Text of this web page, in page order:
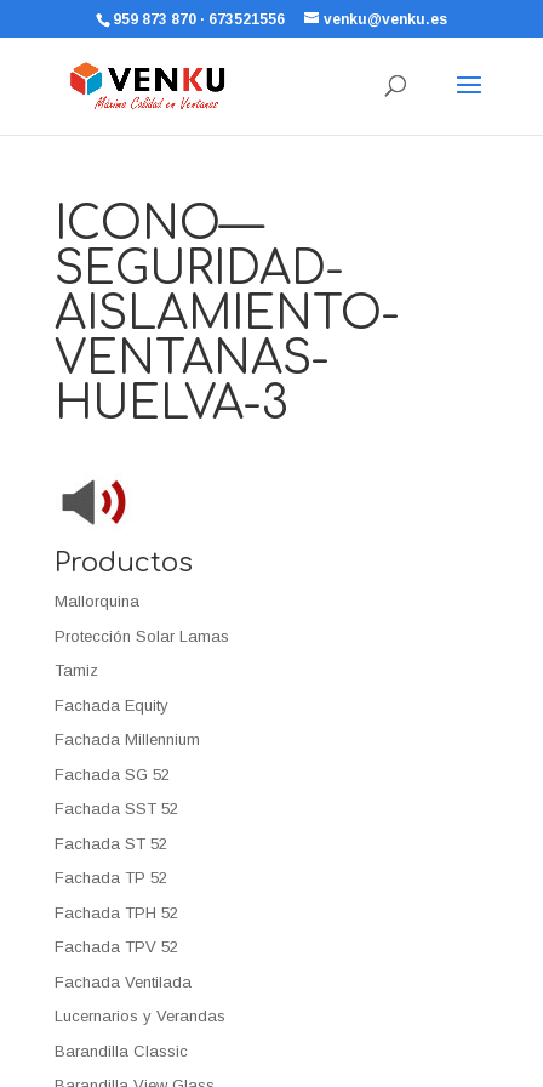
959 873 870 · 673521556 venku@venku.es
ICONO—
SEGURIDAD-
AISLAMIENTO-
VENTANAS-
HUELVA-3
Productos
Mallorquina
Protección Solar Lamas
Tamiz
Fachada Equity
Fachada Millennium
Fachada SG 52
Fachada SST 52
Fachada ST 52
Fachada TP 52
Fachada TPH 52
Fachada TPV 52
Fachada Ventilada
Lucernarios y Verandas
Barandilla Classic